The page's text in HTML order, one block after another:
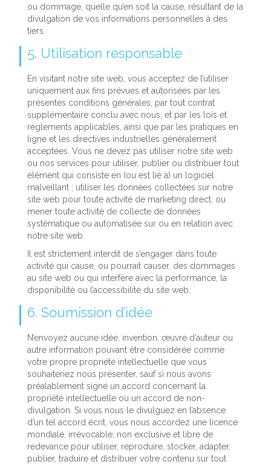
ou dommage, quelle qu’en soit la cause, résultant de la
divulgation de vos informations personnelles à des
tiers.
5. Utilisation responsable
En visitant notre site web, vous acceptez de l’utiliser
uniquement aux fins prévues et autorisées par les
présentes conditions générales, par tout contrat
supplémentaire conclu avec nous, et par les lois et
règlements applicables, ainsi que par les pratiques en
ligne et les directives industrielles généralement
acceptées. Vous ne devez pas utiliser notre site web
ou nos services pour utiliser, publier ou distribuer tout
élément qui consiste en (ou est lié à) un logiciel
malveillant ; utiliser les données collectées sur notre
site web pour toute activité de marketing direct, ou
mener toute activité de collecte de données
systématique ou automatisée sur ou en relation avec
notre site web.
Il est strictement interdit de s’engager dans toute
activité qui cause, ou pourrait causer, des dommages
au site web ou qui interfère avec la performance, la
disponibilité ou l’accessibilité du site web.
6. Soumission d’idée
N’envoyez aucune idée, invention, œuvre d’auteur ou
autre information pouvant être considérée comme
votre propre propriété intellectuelle que vous
souhaiteriez nous présenter, sauf si nous avons
préalablement signé un accord concernant la
propriété intellectuelle ou un accord de non-
divulgation. Si vous nous le divulguez en l’absence
d’un tel accord écrit, vous nous accordez une licence
mondiale, irrévocable, non exclusive et libre de
redevance pour utiliser, reproduire, stocker, adapter,
publier, traduire et distribuer votre contenu sur tout